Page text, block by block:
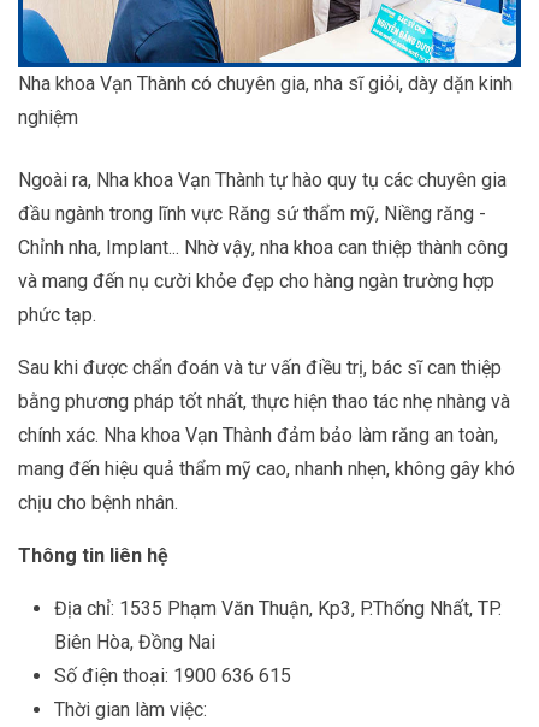
Nha khoa Vạn Thành có chuyên gia, nha sĩ giỏi, dày dặn kinh
nghiệm
Ngoài ra, Nha khoa Vạn Thành tự hào quy tụ các chuyên gia
đầu ngành trong lĩnh vực Răng sứ thẩm mỹ, Niềng răng -
Chỉnh nha, Implant... Nhờ vậy, nha khoa can thiệp thành công
và mang đến nụ cười khỏe đẹp cho hàng ngàn trường hợp
phức tạp.
Sau khi được chẩn đoán và tư vấn điều trị, bác sĩ can thiệp
bằng phương pháp tốt nhất, thực hiện thao tác nhẹ nhàng và
chính xác. Nha khoa Vạn Thành đảm bảo làm răng an toàn,
mang đến hiệu quả thẩm mỹ cao, nhanh nhẹn, không gây khó
chịu cho bệnh nhân.
Thông tin liên hệ
Địa chỉ: 1535 Phạm Văn Thuận, Kp3, P.Thống Nhất, TP.
Biên Hòa, Đồng Nai
Số điện thoại: 1900 636 615
Thời gian làm việc: